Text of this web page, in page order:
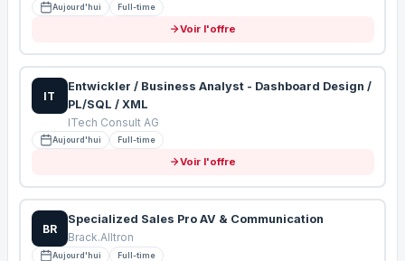
Aujourd'hui Full-time
Voir l'offre
IT
Entwickler / Business Analyst - Dashboard Design /
PL/SQL / XML
ITech Consult AG
Aujourd'hui Full-time
Voir l'offre
BR
Specialized Sales Pro AV & Communication
Brack.Alltron
Aujourd'hui Full-time